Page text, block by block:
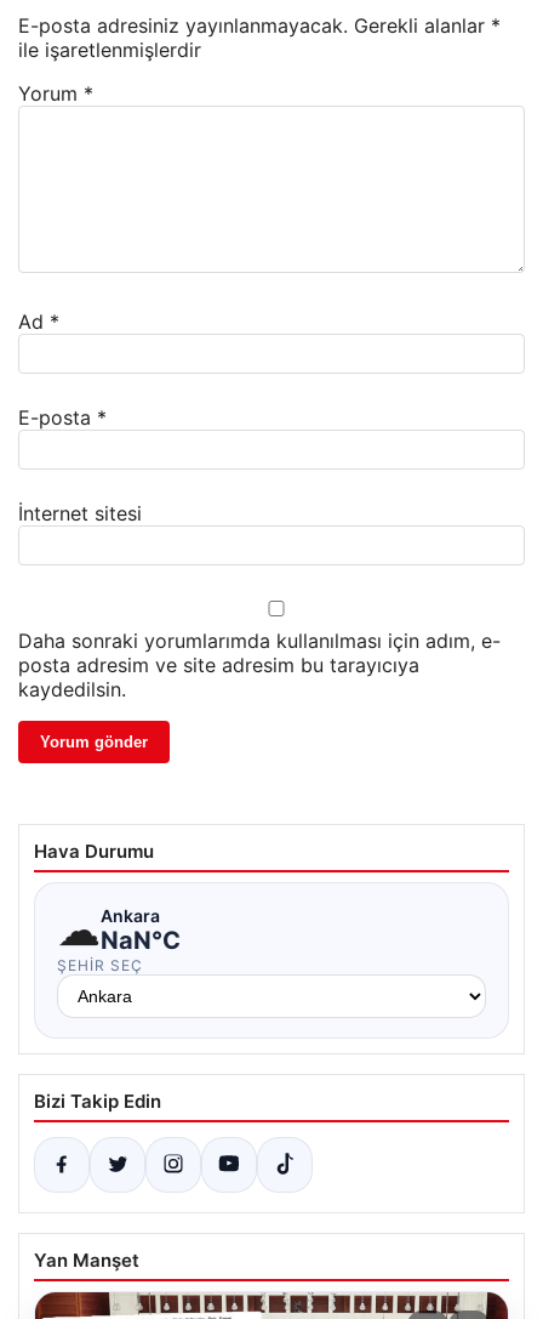
E-posta adresiniz yayınlanmayacak. Gerekli alanlar *
ile işaretlenmişlerdir
Yorum *
Ad *
E-posta *
İnternet sitesi
Daha sonraki yorumlarımda kullanılması için adım, e-
posta adresim ve site adresim bu tarayıcıya
kaydedilsin.
Hava Durumu
☁Ankara
NaN°C
ŞEHIR SEÇ
Bizi Takip Edin
Yan Manşet